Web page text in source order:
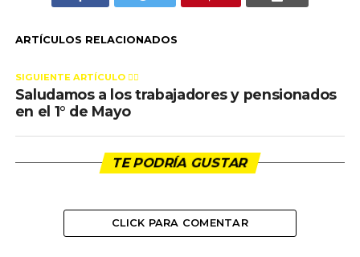
ARTÍCULOS RELACIONADOS
SIGUIENTE ARTÍCULO 👈🏻
Saludamos a los trabajadores y pensionados
en el 1° de Mayo
TE PODRÍA GUSTAR
CLICK PARA COMENTAR